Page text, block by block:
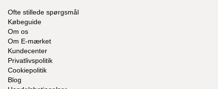
Ofte stillede spørgsmål
Købeguide
Om os
Om E-mærket
Kundecenter
Privatlivspolitik
Cookiepolitik
Blog